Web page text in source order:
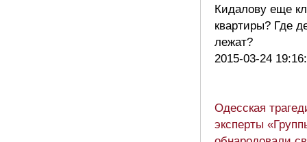
Кидалову еще
квартиры? Где
лежат?
2015-03-24
Одесская
эксперты